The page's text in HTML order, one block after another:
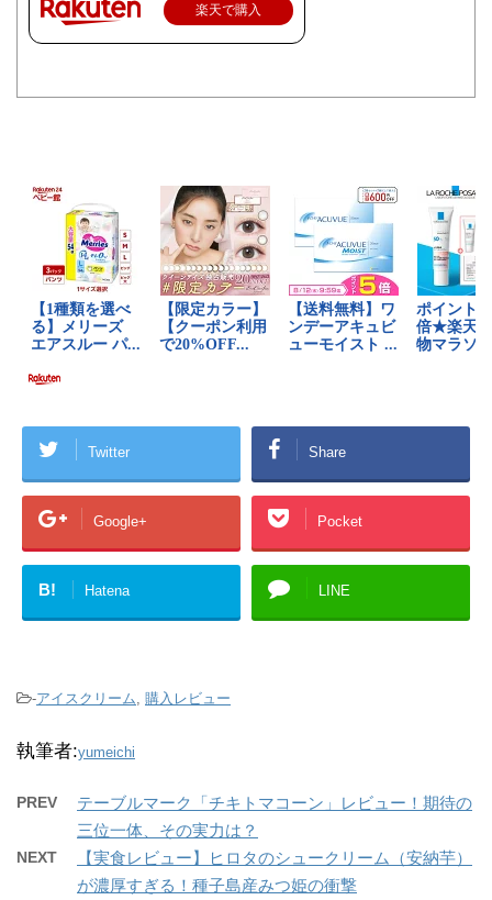
楽天で購入
Twitter Share
Google+ Pocket
B! Hatena LINE
-アイスクリーム 購入レビュー
執筆者:yumeichi
PREV
テーブルマーク「チキトマコーン」レビュー！期待の
三位一体、その実力は？
NEXT
【実食レビュー】ヒロタのシュークリーム（安納芋）
が濃厚すぎる！種子島産みつ姫の衝撃